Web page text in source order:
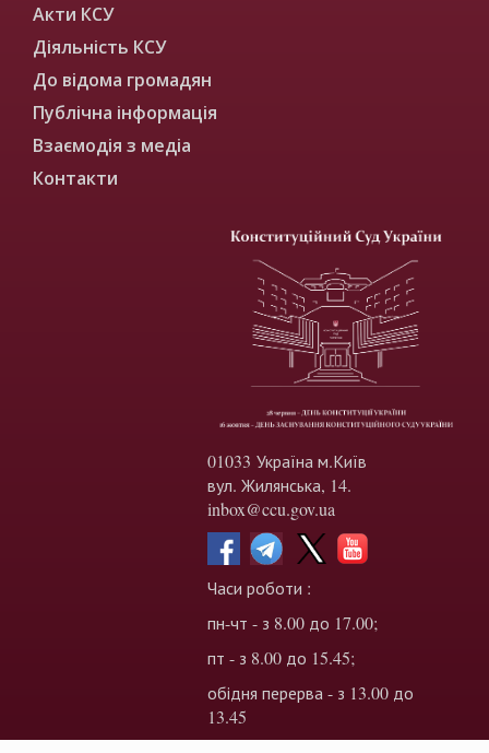
Акти КСУ
Діяльність КСУ
До відома громадян
Публічна інформація
Взаємодія з медіа
Контакти
01033 Україна м.Київ
вул. Жилянська, 14.
inbox@ccu.gov.ua
Часи роботи :
пн-чт - з 8.00 до 17.00;
пт - з 8.00 до 15.45;
обідня перерва - з 13.00 до
13.45